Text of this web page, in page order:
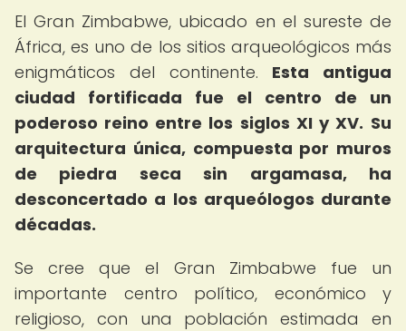
El Gran Zimbabwe, ubicado en el sureste de
África, es uno de los sitios arqueológicos más
enigmáticos del continente. Esta antigua
ciudad fortificada fue el centro de un
poderoso reino entre los siglos XI y XV. Su
arquitectura única, compuesta por muros
de piedra seca sin argamasa, ha
desconcertado a los arqueólogos durante
décadas.
Se cree que el Gran Zimbabwe fue un
importante centro político, económico y
religioso, con una población estimada en